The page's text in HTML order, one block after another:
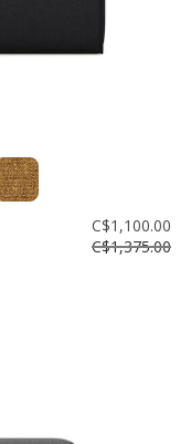
C$1,100.00
C$1,375.00